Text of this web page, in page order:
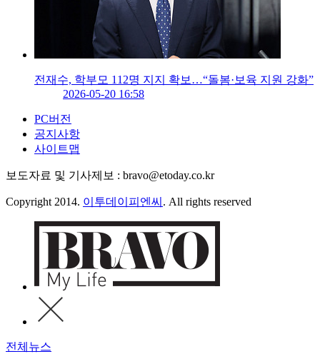
전재수, 학부모 112명 지지 확보…“돌봄·보육 지원 강화”
2026-05-20 16:58
PC버전
공지사항
사이트맵
보도자료 및 기사제보 : bravo@etoday.co.kr
Copyright 2014. 이투데이피엔씨 . All rights reserved
전체뉴스